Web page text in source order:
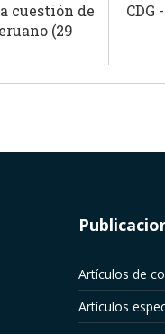
cuestión de
(29
Artículos de
Artículos